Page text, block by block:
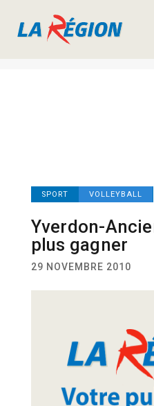
SPORT VOLLEYBALL
Yverdon-
plus gagner
29 NOVEMBRE 2010